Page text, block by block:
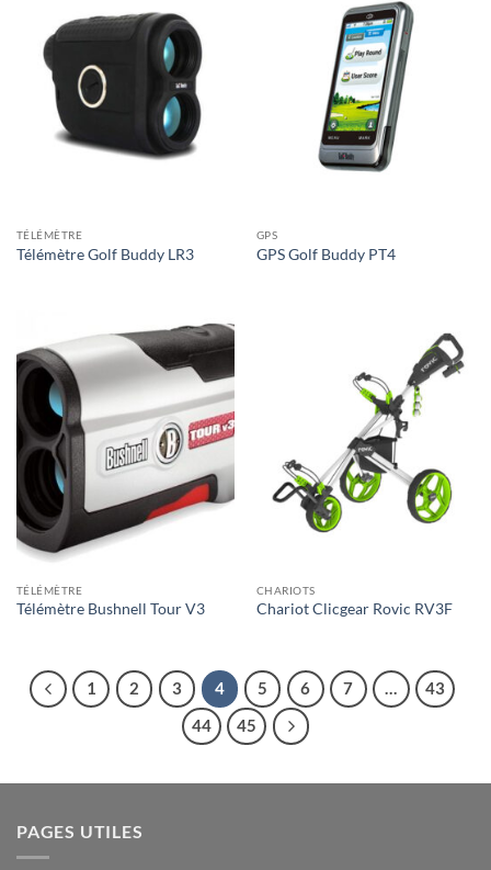
TÉLÉMÈTRE
Télémètre Golf Buddy LR3
GPS
GPS Golf Buddy PT4
TÉLÉMÈTRE
Télémètre Bushnell Tour V3
CHARIOTS
Chariot Clicgear Rovic RV3F
1 2 3 4 5 6 7 …
43
44
45
PAGES UTILES